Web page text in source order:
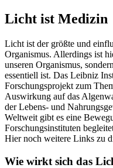
Licht ist Medizin
Licht ist der größte und
Organismus. Allerdings ist
unseren Organismus,
essentiell ist. Das Leibniz
Forschungsprojekt zum
Auswirkung auf das
der Lebens- und
Weltweit gibt es eine
Forschungsinstituten
Hier noch weitere Links zu
Wie wirkt sich das